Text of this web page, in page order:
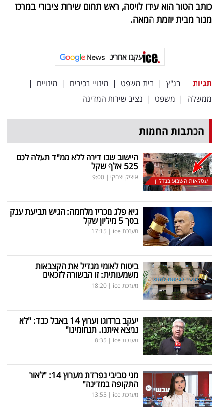
כותב הטור הוא עידו לויטה, ראש תחום שירות ציבורי במרכז
מנור מבית יוזמת המאה.
עקבו אחרינו
תגיות בג"ץ | בית משפט | מינויי בכירים | מינויים |
ממשלה | משפט | נציב שירות המדינה
הכתבות החמות
עסקאות השבוע בנדל"ן
היישוב שבו דירה ללא ממ"ד תעלה לכם
525 אלף שקל
איציק יצחקי |
9:00
גיא פלג מכריז מלחמה: הגיש תביעת ענק
בסך 5 מיליון שקל
מערכת ice |
17:15
ביטוח לאומי מגדיל את הקצבאות
משמעותית: זו הבשורה לזכאים
מערכת ice |
18:20
יעקב ברדוגו וערוץ 14 באבל כבד: "לא
נמצא איתנו. תנחומינו"
מערכת ice |
8:35
מגי טביבי נפרדת מערוץ 14: "לאור
התקופה במדינה"
מערכת ice |
13:55